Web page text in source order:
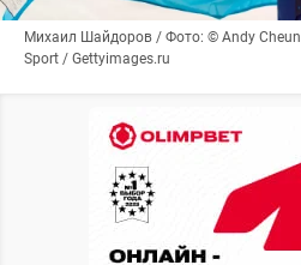
Михаил Шайдоров / Фото: © Andy
Sport / Gettyimages.ru